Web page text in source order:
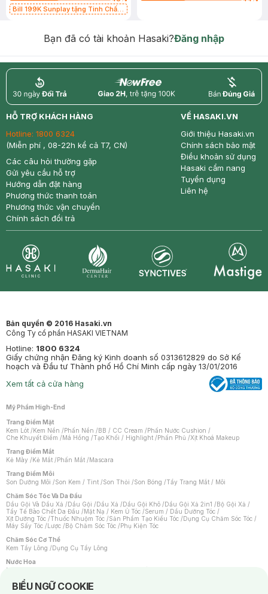
Bill 199K Sunplay tặng Tinh Chất
Bạn đã có tài khoản Hasaki?Đăng nhập
return nowfree price
HỖ TRỢ KHÁCH HÀNG
Hotline: 1800 6324
(Miễn phí , 08-22h kể cả T7, CN)
Các câu hỏi thường gặp
Gửi yêu cầu hỗ trợ
Hướng dẫn đặt hàng
Phương thức thanh toán
Phương thức vận chuyển
Chính sách đổi trả
VỀ HASAKI.VN
Giới thiệu Hasaki.vn
Chính sách bảo mật
Điều khoản sử dụng
Hasaki cẩm nang
Tuyển dụng
Liên hệ
Bản quyền © 2016 Hasaki.vn
Công Ty cổ phần HASAKI VIETNAM
Hotline: 1800 6324
Giấy chứng nhận Đăng ký Kinh doanh số 0313612829 do Sở Kế
hoạch và Đầu tư Thành phố Hồ Chí Minh cấp ngày 13/01/2016
Xem tất cả cửa hàng
Mỹ Phẩm High-End
Trang Điểm Mặt
Kem Lót /Kem Nền /Phấn Nền /BB / CC Cream /Phấn Nước Cushion /
Che Khuyết Điểm /Má Hồng /Tạo Khối / Highlight /Phấn Phủ /Xịt Khoá Makeup
Trang Điểm Mắt
Kẻ Mày /Kẻ Mắt /Phấn Mắt /Mascara
Trang Điểm Môi
Son Dưỡng Môi /Son Kem / Tint /Son Thỏi /Son Bóng /Tẩy Trang Mắt / Môi
Chăm Sóc Tóc Và Da Đầu
Dầu Gội Và Dầu Xả /Dầu Gội /Dầu Xả /Dầu Gội Khô /Dầu Gội Xả 2in1 /Bộ Gội Xả /
Tẩy Tế Bào Chết Da Đầu /Mặt Nạ / Kem Ủ Tóc /Serum / Dầu Dưỡng Tóc /
Xịt Dưỡng Tóc /Thuốc Nhuộm Tóc /Sản Phẩm Tạo Kiểu Tóc /Dụng Cụ Chăm Sóc Tóc /
Máy Sấy Tóc /Lược /Bộ Chăm Sóc Tóc /Phụ Kiện Tóc
Chăm Sóc Cơ Thể
Kem Tẩy Lông /Dụng Cụ Tẩy Lông
Nước Hoa
Nước Hoa Nữ
Chăm Sóc Cá Nhân
BIỂU NGỮ COOKIE
Notice about cookies usage